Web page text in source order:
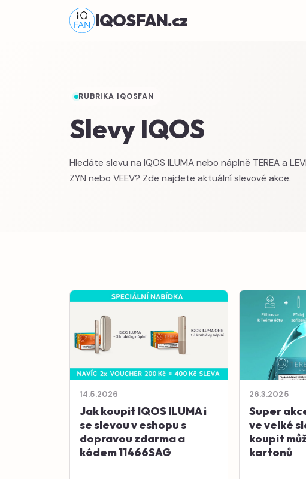
IQOSFAN.cz
RUBRIKA IQOSFAN
Slevy IQOS
Hledáte slevu na IQOS ILUMA nebo náplně TEREA a
ZYN nebo VEEV? Zde najdete aktuální slevové akce.
14.5.2026
Jak koupit IQOS ILUMA i
se slevou v eshopu s
dopravou zdarma a
kódem 11466SAG
26.3.2025
Super
ve velké
koupit
kartonů